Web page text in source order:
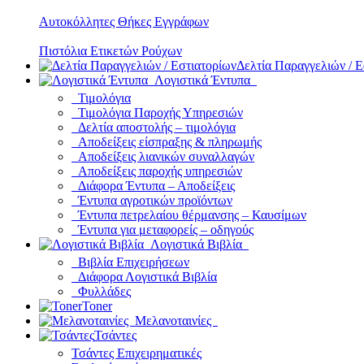
Αυτοκόλλητες Θήκες Εγγράφων
Πιστόλια Ετικετών Ρούχων
Δελτία Παραγγελιών /
Λογιστικά Έντυπα
Τιμολόγια
Τιμολόγια Παροχής Υπηρεσιών
Δελτία αποστολής – τιμολόγια
Αποδείξεις είσπραξης & πληρωμής
Αποδείξεις λιανικών συναλλαγών
Αποδείξεις παροχής υπηρεσιών
Διάφορα Έντυπα – Αποδείξεις
Έντυπα αγροτικών προϊόντων
Έντυπα πετρελαίου θέρμανσης – Καυσίμων
Έντυπα για μεταφορείς – οδηγούς
Λογιστικά Βιβλία
Βιβλία Επιχειρήσεων
Διάφορα Λογιστικά Βιβλία
Φυλλάδες
Toner
Μελανοταινίες
Τσάντες
Τσάντες Επιχειρηματικές